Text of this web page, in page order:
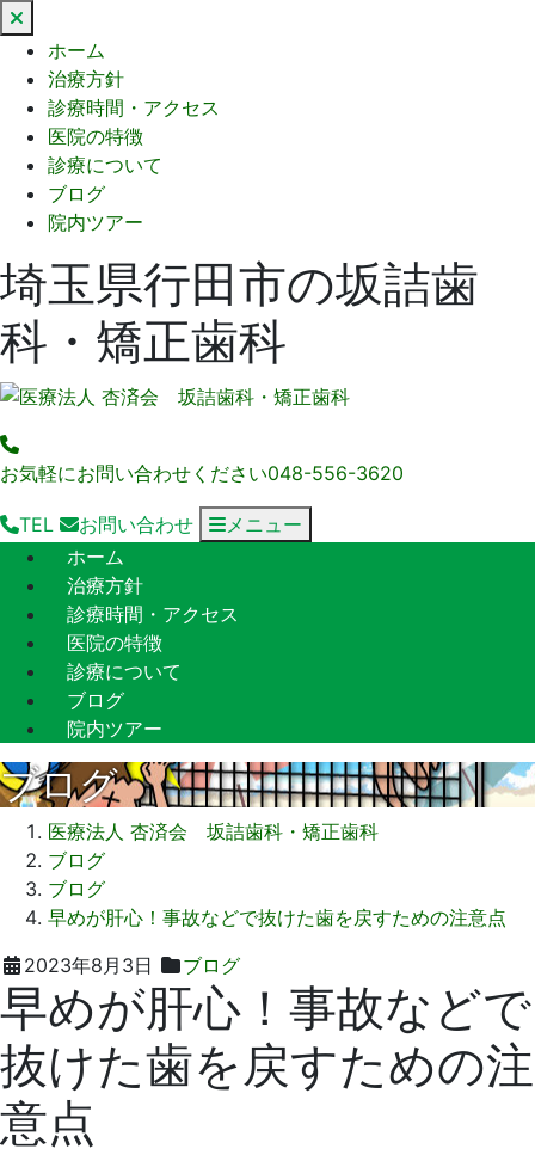
じ
る
ホーム
治療方針
診療時間・アクセス
医院の特徴
診療について
ブログ
院内ツアー
埼玉県行田市の坂詰歯
科・矯正歯科
お気軽にお問い合わせください048-556-3620
TEL お問い合わせ
メニュー
ホーム
治療方針
診療時間・アクセス
医院の特徴
診療について
ブログ
院内ツアー
ブログ
医療法人 杏済会 坂詰歯科・矯正歯科
ブログ
ブログ
早めが肝心！事故などで抜けた歯を戻すための注意点
2023年8月3日
ブログ2023
8
月
3
坂
歯
科
医
早めが肝心！事故などで
抜けた歯を戻すための注
意点